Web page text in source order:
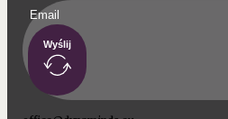
Wyślij